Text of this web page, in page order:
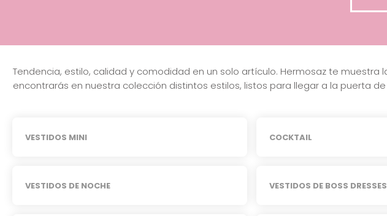
Tendencia, estilo, calidad y comodidad en un solo artículo. Hermosaz te
encontrarás en nuestra colección distintos estilos, listos para llegar a la puerta
VESTIDOS MINI COCKTAIL
VESTIDOS DE NOCHE VESTIDOS DE BOSS DRESSES